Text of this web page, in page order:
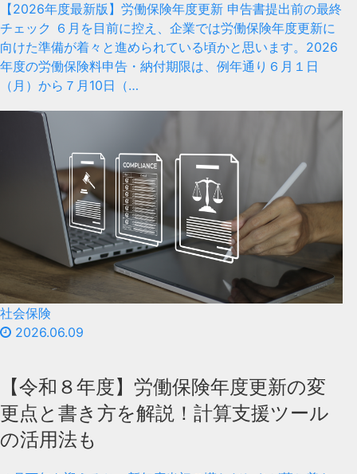
【2026年度最新版】労働保険年度更新 申告書提出前の最終
チェック ６月を目前に控え、企業では労働保険年度更新に
向けた準備が着々と進められている頃かと思います。2026
年度の労働保険料申告・納付期限は、例年通り６月１日
（月）から７月10日（…
社会保険
2026.06.09
【令和８年度】労働保険年度更新の変
更点と書き方を解説！計算支援ツール
の活用法も